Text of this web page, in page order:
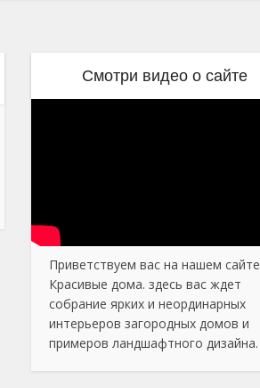
Смотри видео о сайте
Приветствуем вас на нашем сайте
Красивые дома. здесь вас ждет
собрание ярких и неординарных
интерьеров загородных домов и
примеров ландшафтного дизайна.